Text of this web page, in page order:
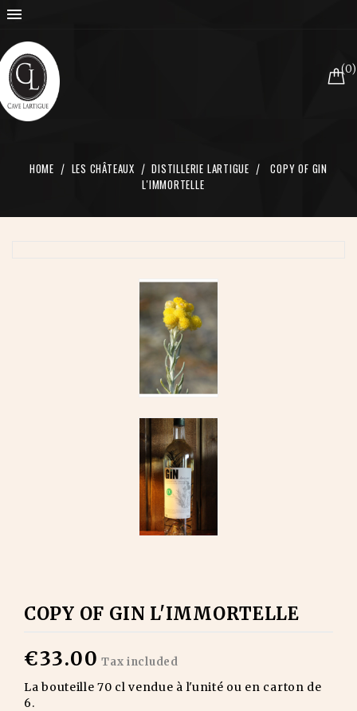

(0)
HOME LES CHÂTEAUX DISTILLERIE LARTIGUE
COPY OF GIN
L'IMMORTELLE
COPY OF GIN L'IMMORTELLE
€33.00 Tax included
La bouteille 70 cl vendue à l'unité ou en carton de
6.